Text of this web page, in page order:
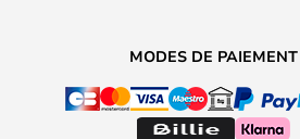
MODES DE PAIEMENT